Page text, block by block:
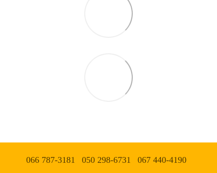
066 787-3181 050 298-6731 067 440-4190